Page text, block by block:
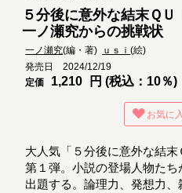
５分後に意外な結末Ｑ
一ノ瀬究からの挑戦状
一ノ瀬究(編・著) ｕｓｉ(絵)
発売日 2024/12/19
定価
1,210 円 (税込：10％)
お気に
大人気「５分後に意外な結
第１弾。小説の登場人物た
出題する。論理力、発想力